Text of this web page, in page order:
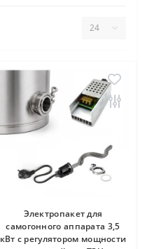
Электропакет для
самогонного аппарата 3,5
кВт с регулятором мощности